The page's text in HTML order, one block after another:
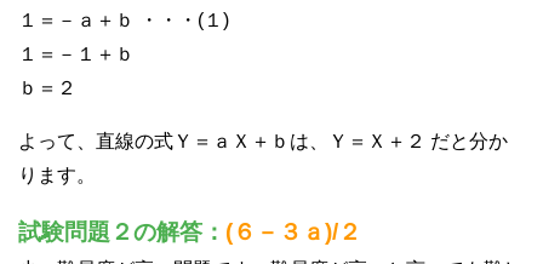
１＝－ａ＋ｂ ・・・(１)
１＝－１＋ｂ
ｂ＝２
よって、直線の式Ｙ＝ａＸ＋ｂは、Ｙ＝Ｘ＋２ だと分か
ります。
試験問題２の解答： (６－３ａ)/２